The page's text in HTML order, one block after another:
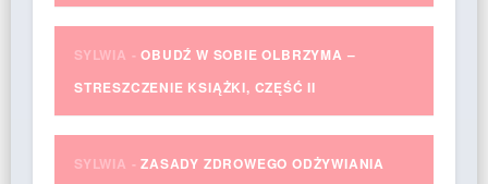
SYLWIA -OBUDŹ W SOBIE OLBRZYMA –
STRESZCZENIE KSIĄŻKI, CZĘŚĆ II
SYLWIA -ZASADY ZDROWEGO ODŻYWIANIA